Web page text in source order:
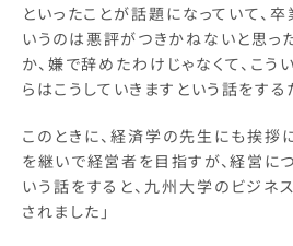
といったことが話題になっていて、
いうのは悪評がつきかねないと思っ
か、嫌で辞めたわけじゃなくて、こう
らはこうしていきますという話をする
このときに、経済学の先生にも挨拶
を継いで経営者を目指すが、経営に
いう話をすると、九州大学のビジネ
されました」